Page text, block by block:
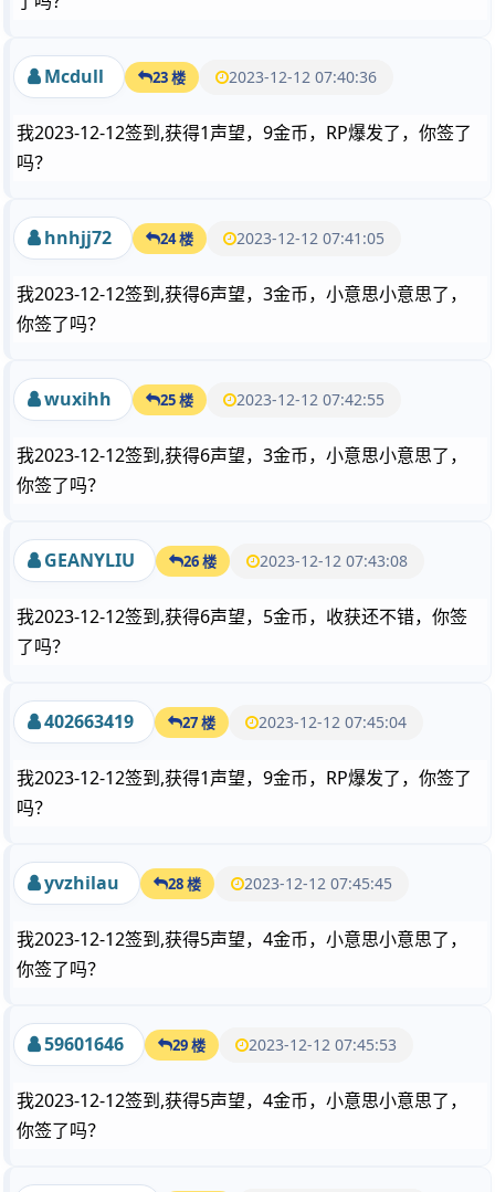
Mcdull 23 楼 2023-12-12 07:40:36
我2023-12-12签到,获得1声望，9金币，RP爆发了，你签了
吗？
hnhjj72 24 楼 2023-12-12 07:41:05
我2023-12-12签到,获得6声望，3金币，小意思小意思了，
你签了吗？
wuxihh 25 楼 2023-12-12 07:42:55
我2023-12-12签到,获得6声望，3金币，小意思小意思了，
你签了吗？
GEANYLIU 26 楼 2023-12-12 07:43:08
我2023-12-12签到,获得6声望，5金币，收获还不错，你签
了吗？
402663419 27 楼 2023-12-12 07:45:04
我2023-12-12签到,获得1声望，9金币，RP爆发了，你签了
吗？
yvzhilau 28 楼 2023-12-12 07:45:45
我2023-12-12签到,获得5声望，4金币，小意思小意思了，
你签了吗？
59601646 29 楼 2023-12-12 07:45:53
我2023-12-12签到,获得5声望，4金币，小意思小意思了，
你签了吗？